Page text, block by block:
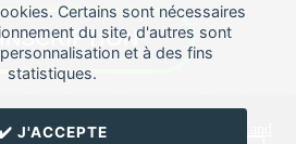
Certains sont nécessaires
du site, d'autres sont
et à des fins
statistiques.
J'ACCEPTE
Nini-gourmande